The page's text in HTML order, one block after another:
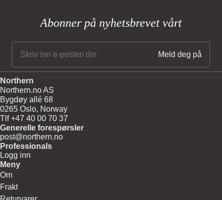
Abonner på nyhetsbrevet vårt
Northern
Northern.no AS
Bygdøy allé 68
0265 Oslo, Norway
Tlf +47 40 00 70 37
Generelle forespørsler
post@northern.no
Professionals
Logg inn
Meny
Om
Frakt